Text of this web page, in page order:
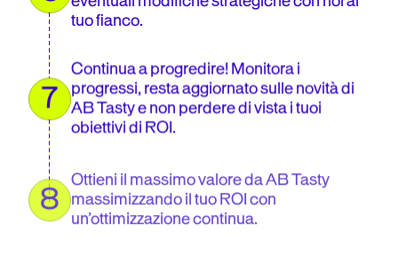
tuo fianco.
7
Continua a progredire! Monitora i
progressi, resta aggiornato sulle novità di
AB Tasty e non perdere di vista i tuoi
obiettivi di ROI.
8 Ottieni il massimo valore da AB Tasty
massimizzando il tuo ROI con
un’ottimizzazione continua.